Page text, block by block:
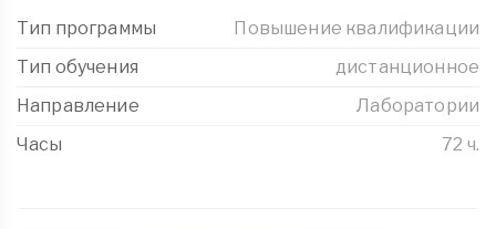
Тип программы
Повышение квалификации
Тип обучения
дистанционное
Направление
Лаборатории
Часы
72 ч.